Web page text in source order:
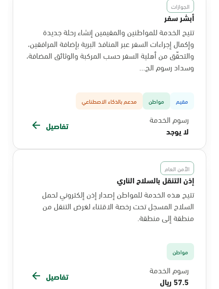
الجوازات
أبشر سفر
تتيح الخدمة للمواطنين والمقيمين إنشاء رحلة جديدة
وإكمال إجراءات السفر عبر المنافذ البرية بإضافة المرافقين،
والتحقّق من أهلية السفر حسب المركبة والوثائق المضافة،
وسداد رسوم الج...
مقيم مواطن مدعم بالذكاء الاصطناعي
رسوم الخدمة
لا يوجد
تفاصيل
الأمن العام
إذن التنقل بالسلاح الناري
تتيح هذه الخدمة للمواطن إصدار إذن إلكتروني لحمل
السلاح المسجل تحت رخصة الاقتناء لغرض التنقل من
منطقة إلى منطقة.
مواطن
رسوم الخدمة
57.5 ريال
تفاصيل